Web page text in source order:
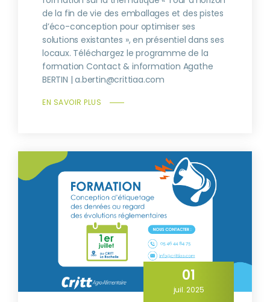
de la fin de vie des emballages et des pistes
d’éco-conception pour optimiser ses
solutions existantes », en présentiel dans ses
locaux. Téléchargez le programme de la
formation Contact & information Agathe
BERTIN | a.bertin@crittiaa.com
EN SAVOIR PLUS
01
juil. 2025